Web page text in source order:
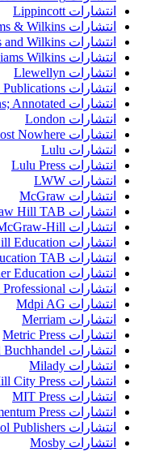
انتشارات Lippincott
انتشارات Lippincott Williams & Wilkins
انتشارات Lippincott Williams and Wilkins
انتشارات Lippincott Williams Wilkins
انتشارات Llewellyn
انتشارات Llewellyn Publications
انتشارات Llewellyn Publications; Annotated
انتشارات London
انتشارات Lost Nowhere
انتشارات Lulu
انتشارات Lulu Press
انتشارات LWW
انتشارات McGraw
انتشارات McGraw Hill TAB
انتشارات McGraw-Hill
انتشارات McGraw-Hill Education
انتشارات McGraw-Hill Education TAB
انتشارات McGraw-Hill Higher Education
انتشارات McGraw-Hill Professional
انتشارات Mdpi AG
انتشارات Merriam
انتشارات Metric Press
انتشارات Meyer & Meyer Fachverlag und Buchhandel
انتشارات Milady
انتشارات Mill City Press
انتشارات MIT Press
انتشارات Momentum Press
انتشارات Morgan and Claypool Publishers
انتشارات Mosby